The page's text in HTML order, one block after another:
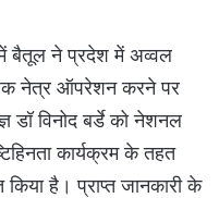
बैतूल ने प्रदेश में अव्वल
नेत्र ऑपरेशन करने पर
डॉ विनोद बर्डे को नेशनल
कार्यक्रम के तहत
है। प्राप्त जानकारी के